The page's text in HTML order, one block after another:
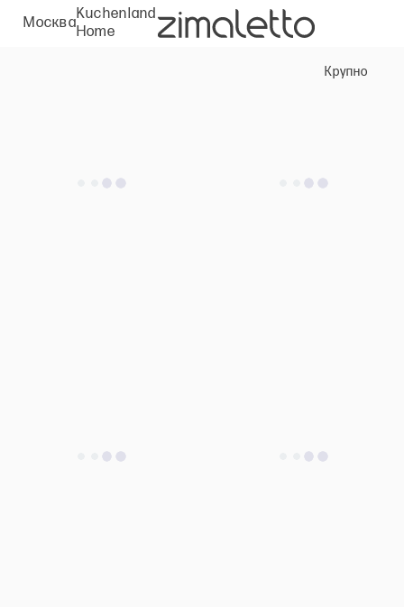
Москва
Kuchenland
Home
Крупно